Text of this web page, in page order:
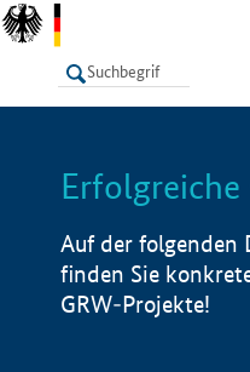
LISTE
Auf der folgenden
finden Sie
GRW-Projekte!